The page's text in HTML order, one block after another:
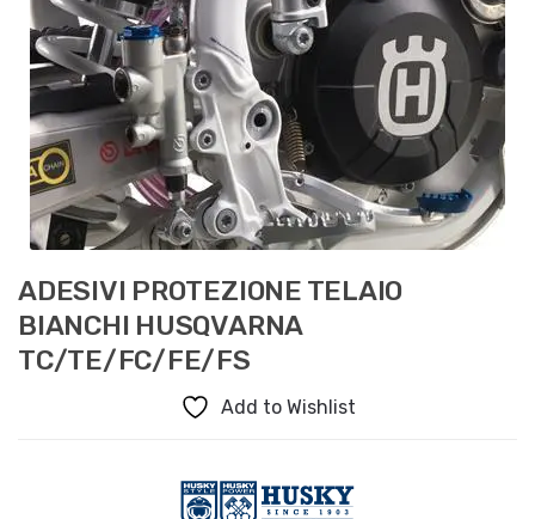
ADESIVI PROTEZIONE TELAIO
BIANCHI HUSQVARNA
TC/TE/FC/FE/FS
Add to Wishlist